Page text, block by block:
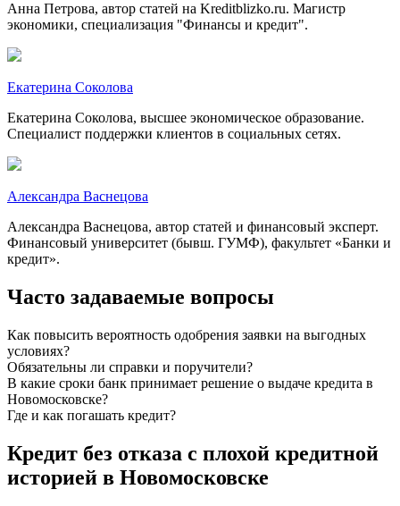
Анна Петрова, автор статей на Kreditblizko.ru. Магистр
экономики, специализация "Финансы и кредит".
Екатерина Соколова
Екатерина Соколова, высшее экономическое образование.
Специалист поддержки клиентов в социальных сетях.
Александра Васнецова
Александра Васнецова, автор статей и финансовый эксперт.
Финансовый университет (бывш. ГУМФ), факультет «Банки и
кредит».
Часто задаваемые вопросы
Как повысить вероятность одобрения заявки на выгодных
условиях?
Обязательны ли справки и поручители?
В какие сроки банк принимает решение о выдаче кредита в
Новомосковске?
Где и как погашать кредит?
Кредит без отказа с плохой кредитной
историей в Новомосковске